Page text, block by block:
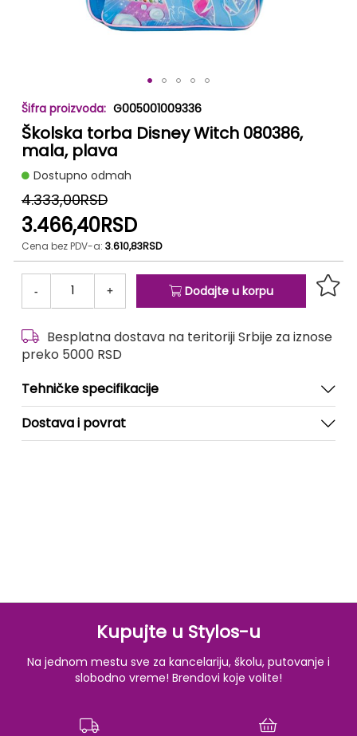
G005001009336
Školska torba Disney Witch 080386,
mala, plava
Dostupno odmah
3.466,40RSD
4.333,00RSD
Cena bez PDV-a: 3.610,83RSD
- + Dodajte u korpu
Besplatna dostava na teritoriji Srbije za iznose
preko 5000 RSD
Tehničke specifikacije
Dostava i povrat
Skip
to
the
beginning
the
images
Kupujte u Stylos-u
Na jednom mestu sve za kancelariju, školu, putovanje i
slobodno vreme! Brendovi koje volite!